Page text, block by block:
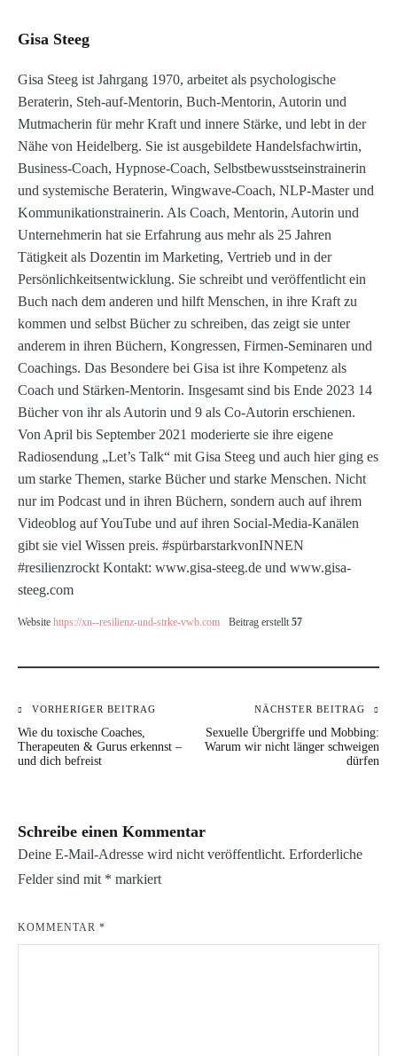
Gisa Steeg
Gisa Steeg ist Jahrgang 1970, arbeitet als psychologische
Beraterin, Steh-auf-Mentorin, Buch-Mentorin, Autorin und
Mutmacherin für mehr Kraft und innere Stärke, und lebt in der
Nähe von Heidelberg. Sie ist ausgebildete Handelsfachwirtin,
Business-Coach, Hypnose-Coach, Selbstbewusstseinstrainerin
und systemische Beraterin, Wingwave-Coach, NLP-Master und
Kommunikationstrainerin. Als Coach, Mentorin, Autorin und
Unternehmerin hat sie Erfahrung aus mehr als 25 Jahren
Tätigkeit als Dozentin im Marketing, Vertrieb und in der
Persönlichkeitsentwicklung. Sie schreibt und veröffentlicht ein
Buch nach dem anderen und hilft Menschen, in ihre Kraft zu
kommen und selbst Bücher zu schreiben, das zeigt sie unter
anderem in ihren Büchern, Kongressen, Firmen-Seminaren und
Coachings. Das Besondere bei Gisa ist ihre Kompetenz als
Coach und Stärken-Mentorin. Insgesamt sind bis Ende 2023 14
Bücher von ihr als Autorin und 9 als Co-Autorin erschienen.
Von April bis September 2021 moderierte sie ihre eigene
Radiosendung „Let’s Talk“ mit Gisa Steeg und auch hier ging es
um starke Themen, starke Bücher und starke Menschen. Nicht
nur im Podcast und in ihren Büchern, sondern auch auf ihrem
Videoblog auf YouTube und auf ihren Social-Media-Kanälen
gibt sie viel Wissen preis. #spürbarstarkvonINNEN
#resilienzrockt Kontakt: www.gisa-steeg.de und www.gisa-
steeg.com
Website https://xn--resilienz-und-strke-vwb.com Beitrag erstellt 57
Beitragsnavigation
VORHERIGER BEITRAG
Wie du toxische Coaches,
Therapeuten & Gurus erkennst –
und dich befreist
NÄCHSTER BEITRAG
Sexuelle Übergriffe und Mobbing:
Warum wir nicht länger schweigen
dürfen
Schreibe einen Kommentar
Deine E-Mail-Adresse wird nicht veröffentlicht. Erforderliche
Felder sind mit * markiert
KOMMENTAR *